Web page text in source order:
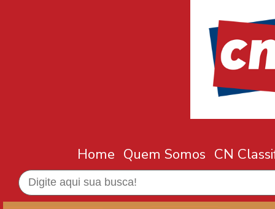
Home Quem Somos CN